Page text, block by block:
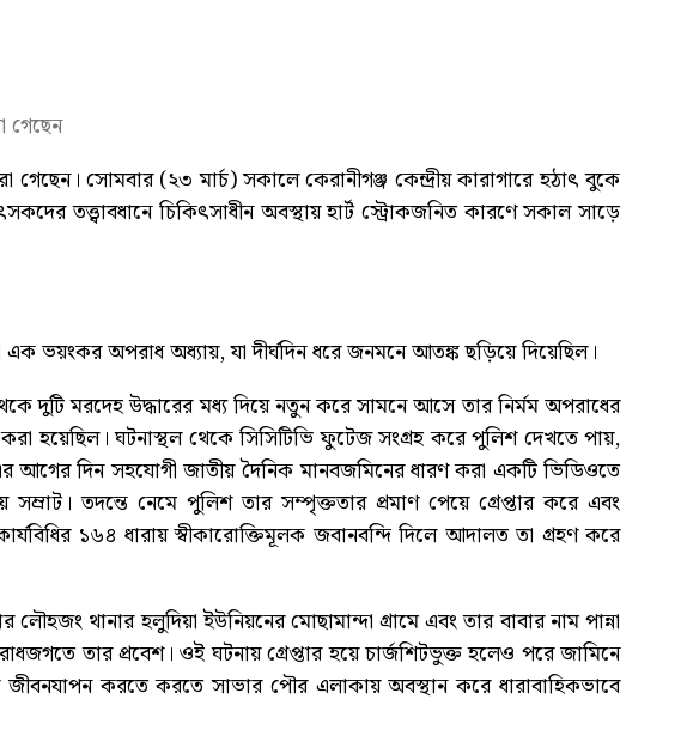
গেছেন
সোমবার (২৩ মার্চ) সকালে কেরানীগঞ্জ কেন্দ্রীয় কারাগারে হঠাৎ বুকে
তত্ত্বাবধানে চিকিৎসাধীন অবস্থায় হার্ট স্ট্রোকজনিত কারণে সকাল সাড়ে
অপরাধ অধ্যায়, যা দীর্ঘদিন ধরে জনমনে আতঙ্ক ছড়িয়ে দিয়েছিল।
দুটি মরদেহ উদ্ধারের মধ্য দিয়ে নতুন করে সামনে আসে তার নির্মম অপরাধের
হয়েছিল। ঘটনাস্থল থেকে সিসিটিভি ফুটেজ সংগ্রহ করে পুলিশ দেখতে পায়,
আগের দিন সহযোগী জাতীয় দৈনিক মানবজমিনের ধারণ করা একটি ভিডিওতে
তদন্তে নেমে পুলিশ তার সম্পৃক্ততার প্রমাণ পেয়ে গ্রেপ্তার করে এবং
১৬৪ ধারায় স্বীকারোক্তিমূলক জবানবন্দি দিলে আদালত তা গ্রহণ করে
থানার হলুদিয়া ইউনিয়নের মোছামান্দা গ্রামে এবং তার বাবার নাম পান্না
তার প্রবেশ। ওই ঘটনায় গ্রেপ্তার হয়ে চার্জশিটভুক্ত হলেও পরে জামিনে
করতে করতে সাভার পৌর এলাকায় অবস্থান করে ধারাবাহিকভাবে